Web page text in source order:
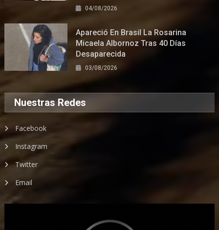
04/08/2026
Apareció En Brasil La Rosarina
Micaela Albornoz Tras 40 Días
Desaparecida
03/08/2026
Nuestras Redes
Facebook
Instagram
Twitter
Email